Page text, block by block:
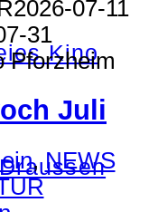
Kino
2026-07-11
31
Pforzheim
Juli
,NEWS